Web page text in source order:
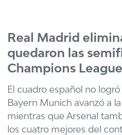
Real Madrid
quedaron las
Champions League
El cuadro español no
Bayern Munich avanzó a
mientras que Arsenal
los cuatro mejores del